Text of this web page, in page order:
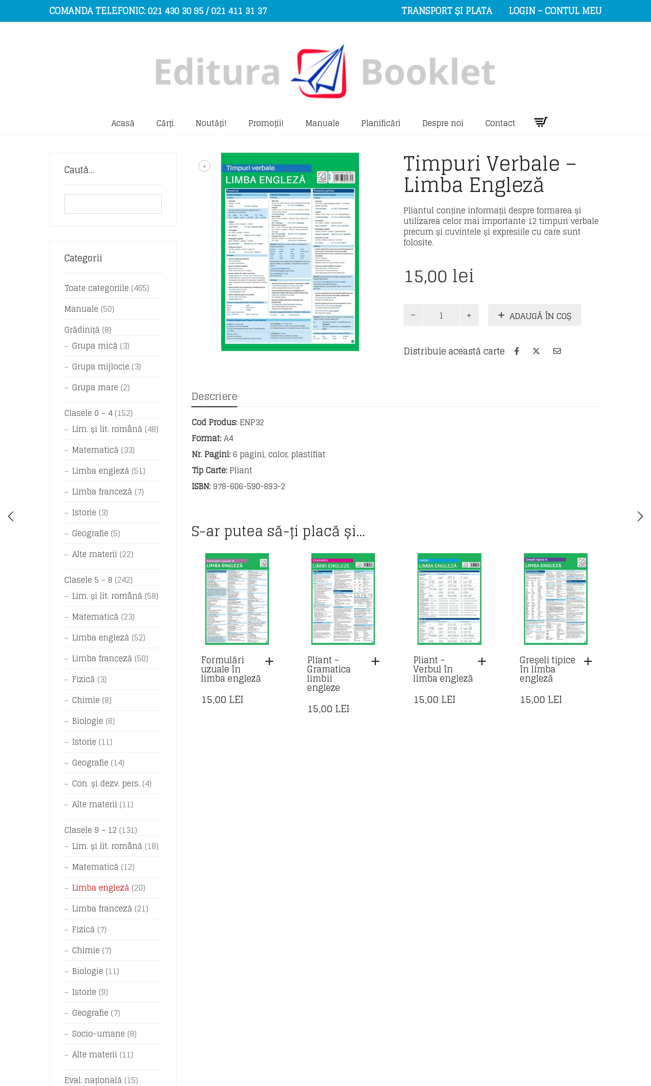
COMANDĂ TELEFONIC: 021 430 30 95 / 021 411 31 37 TRANSPORT ȘI PLATĂ LOGIN – CONTUL MEU
Acasă Cărți Noutăți! Promoții! Manuale Planificări Despre noi Contact
+ Timpuri Verbale –
Limba Engleză
Pliantul conține informații despre formarea și
utilizarea celor mai importante 12 timpuri verbale
precum și cuvintele și expresiile cu care sunt
folosite.
15,00 lei
Timpuri
Limba
ADAUGĂ ÎN COȘ
Distribuie această carte
Descriere
Cod Produs:ENP32
Format:A4
Nr. Pagini:6 pagini, color, plastifiat
Tip Carte:Pliant
ISBN:978-606-590-893-2
S-ar putea să-ți placă și…
Formulări
uzuale în
limba engleză
15,00 LEI
Pliant –
Gramatica
limbii
engleze
15,00 LEI
Pliant –
Verbul în
limba engleză
15,00 LEI
Greșeli tipice
în limba
engleză
15,00 LEI
Caută…
Categorii
Toate categoriile (465)
Manuale (50)
Grădiniță (8)
Grupa mică (3)
Grupa mijlocie (3)
Grupa mare (2)
Clasele 0 – 4 (152)
Lim. și lit. română (48)
Matematică (33)
Limba engleză (51)
Limba franceză (7)
Istorie (3)
Geografie (5)
Alte materii (22)
Clasele 5 – 8 (242)
Lim. și lit. română (58)
Matematică (23)
Limba engleză (52)
Limba franceză (50)
Fizică (3)
Chimie (8)
Biologie (8)
Istorie (11)
Geografie (14)
Con. și dezv. pers. (4)
Alte materii (11)
Clasele 9 – 12 (131)
Lim. și lit. română (18)
Matematică (12)
Limba engleză (20)
Limba franceză (21)
Fizică (7)
Chimie (7)
Biologie (11)
Istorie (9)
Geografie (7)
Socio-umane (8)
Alte materii (11)
Eval. națională (15)